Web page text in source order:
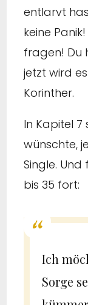
entlarvt
keine
fragen! Du
jetzt wird
Korinther.
In Kapitel 7
wünschte,
Single.
bis 35 fort:
Ich
Sorge